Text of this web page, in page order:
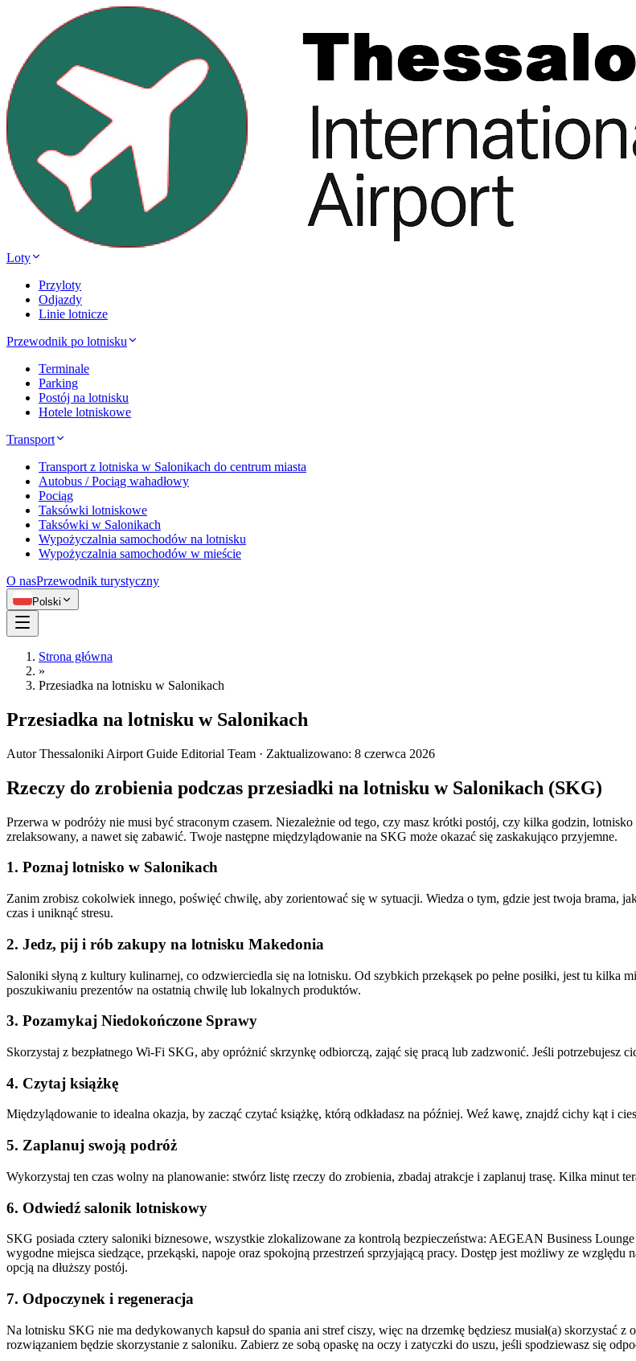
Loty
Przyloty
Odjazdy
Linie lotnicze
Przewodnik po lotnisku
Terminale
Parking
Postój na lotnisku
Hotele lotniskowe
Transport
Transport z lotniska w Salonikach do centrum miasta
Autobus / Pociąg wahadłowy
Pociąg
Taksówki lotniskowe
Taksówki w Salonikach
Wypożyczalnia samochodów na lotnisku
Wypożyczalnia samochodów w mieście
O nasPrzewodnik turystyczny
Polski
Strona główna
»
Przesiadka na lotnisku w Salonikach
Przesiadka na lotnisku w Salonikach
Autor Thessaloniki Airport Guide Editorial Team · Zaktualizowano: 8 czerwca 2026
Rzeczy do zrobienia podczas przesiadki na lotnisku w Salonikach (SKG)
Przerwa w podróży nie musi być straconym czasem. Niezależnie od tego, czy masz krótki postój, czy kilka godzin,
zrelaksowany, a nawet się zabawić. Twoje następne międzylądowanie na SKG może okazać się zaskakująco przyjemne.
1. Poznaj lotnisko w Salonikach
Zanim zrobisz cokolwiek innego, poświęć chwilę, aby zorientować się w sytuacji. Wiedza o tym, gdzie jest twoja brama,
czas i uniknąć stresu.
2. Jedz, pij i rób zakupy na lotnisku Makedonia
Saloniki słyną z kultury kulinarnej, co odzwierciedla się na lotnisku. Od szybkich przekąsek po pełne posiłki, jest tu kilka
poszukiwaniu prezentów na ostatnią chwilę lub lokalnych produktów.
3. Pozamykaj Niedokończone Sprawy
Skorzystaj z bezpłatnego Wi-Fi SKG, aby opróżnić skrzynkę odbiorczą, zająć się pracą lub zadzwonić. Jeśli potrzebujesz
4. Czytaj książkę
Międzylądowanie to idealna okazja, by zacząć czytać książkę, którą odkładasz na później. Weź kawę, znajdź cichy kąt i
5. Zaplanuj swoją podróż
Wykorzystaj ten czas wolny na planowanie: stwórz listę rzeczy do zrobienia, zbadaj atrakcje i zaplanuj trasę. Kilka minut
6. Odwiedź salonik lotniskowy
SKG posiada cztery saloniki biznesowe, wszystkie zlokalizowane za kontrolą bezpieczeństwa: AEGEAN Business
wygodne miejsca siedzące, przekąski, napoje oraz spokojną przestrzeń sprzyjającą pracy. Dostęp jest możliwy ze
opcją na dłuższy postój.
7. Odpoczynek i regeneracja
Na lotnisku SKG nie ma dedykowanych kapsuł do spania ani stref ciszy, więc na drzemkę będziesz musiał(a) skorzystać
rozwiązaniem będzie skorzystanie z saloniku. Zabierz ze sobą opaskę na oczy i zatyczki do uszu, jeśli spodziewasz się